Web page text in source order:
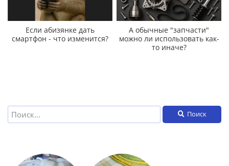
Если абизянке дать
смартфон - что изменится?
А обычные "запчасти"
можно ли использовать как-
то иначе?
Поиск